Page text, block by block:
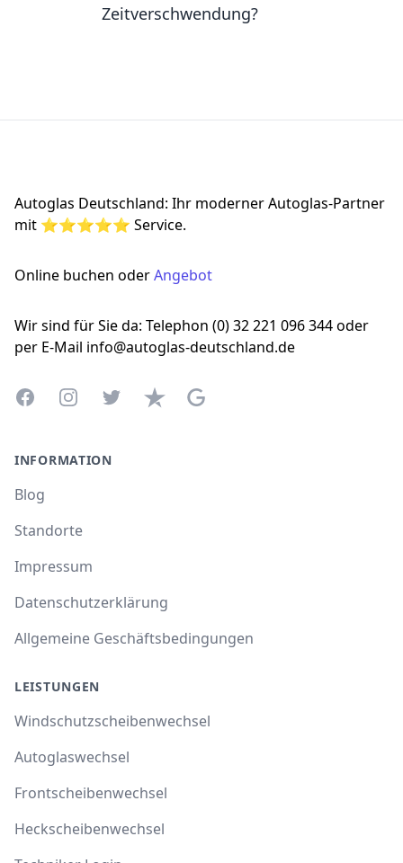
Zeitverschwendung?
Autoglas Deutschland: Ihr moderner Autoglas-Partner
mit ⭐⭐⭐⭐⭐ Service.
Online buchen oderAngebot
Wir sind für Sie da: Telephon (0) 32 221 096 344 oder
per E-Mail info@autoglas-deutschland.de
FacebookInstagramTwitterTrustpilotGoogle Business Profile
INFORMATION
Blog
Standorte
Impressum
Datenschutzerklärung
Allgemeine Geschäftsbedingungen
LEISTUNGEN
Windschutzscheibenwechsel
Autoglaswechsel
Frontscheibenwechsel
Heckscheibenwechsel